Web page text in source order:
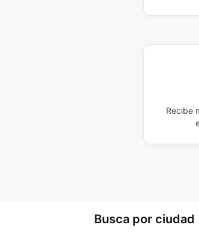
Recibe
Busca por ciudad